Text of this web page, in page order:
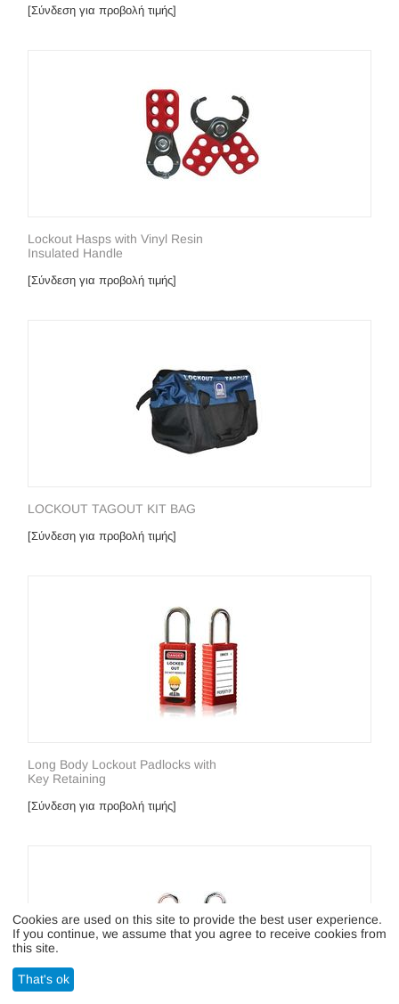
[Σύνδεση για προβολή τιμής]
Lockout Hasps with Vinyl Resin
Insulated Handle
[Σύνδεση για προβολή τιμής]
LOCKOUT TAGOUT KIT BAG
[Σύνδεση για προβολή τιμής]
Long Body Lockout Padlocks with
Key Retaining
[Σύνδεση για προβολή τιμής]
Cookies are used on this site to provide the best user experience.
If you continue, we assume that you agree to receive cookies from
this site.
That's ok